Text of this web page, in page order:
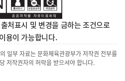
처표시 및 변경을 금하는 조건으로
용이 가능합니다.
일부 자료는 문화체육관광부가 저작권 전부를
저작권자의 허락을 받으셔야 합니다.